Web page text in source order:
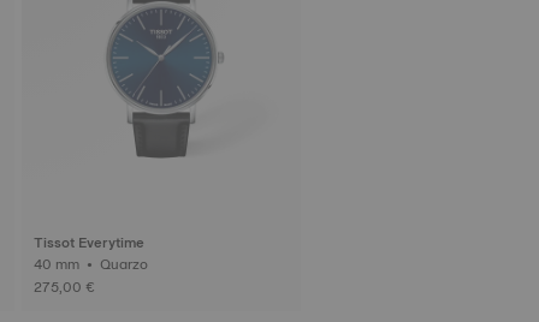
Tissot Everytime
40 mm • Quarzo
275,00 €